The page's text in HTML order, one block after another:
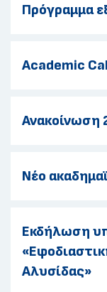
Πρόγραμμα
Academic
Ανακοίνωση
Νέο
Εκδήλωση
Αλυσίδας»